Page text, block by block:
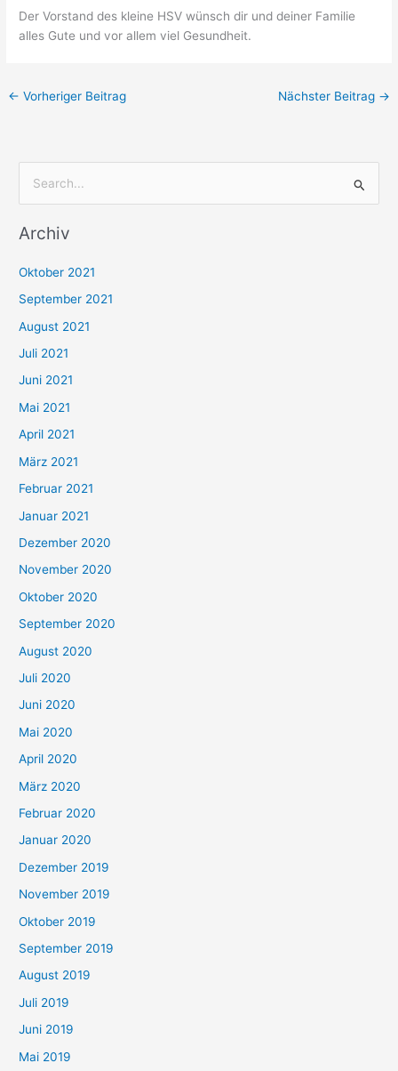
Der Vorstand des kleine HSV wünsch dir und deiner Familie
alles Gute und vor allem viel Gesundheit.
← Vorheriger Beitrag Nächster Beitrag →
c
n
n
a
c
h
:
Archiv
Oktober 2021
September 2021
August 2021
Juli 2021
Juni 2021
Mai 2021
April 2021
März 2021
Februar 2021
Januar 2021
Dezember 2020
November 2020
Oktober 2020
September 2020
August 2020
Juli 2020
Juni 2020
Mai 2020
April 2020
März 2020
Februar 2020
Januar 2020
Dezember 2019
November 2019
Oktober 2019
September 2019
August 2019
Juli 2019
Juni 2019
Mai 2019